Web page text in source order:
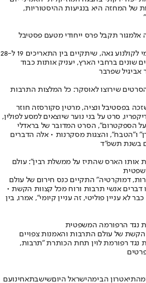
של המחזה היא בנגיעות ההיסטוריות,
אלמגור תקבל פרס ייחודי מטעם פסטיבל
פסטיבל הקולנוע הבינלאומי לקולנוע גאה, שיתקיים בין התאריכים 19 ל-28
שונים ברחבי הארץ, יעניק אותות כבוד
אביגיל שפרבר
שירוצו לאוסקר: כל המלצות התרבות
בפסטיבל ונציה, מרטין סקורסזה חוזר
סרט על בני נוער שיוצאים למסע לפולין,
הספקטרום", הסרט המדובר של בראדלי
ו"הטבח", והצגות מסקרנות • אלה הדברים
בשנת תשפ"ד
אותו הארס שהתיז על ממשלת רבין": עולם
דמוקרטיה" התקיים כנס חירום של עולם
דברים אנשי תרבות ורוח מכל קצוות הקשת •
לא עניין פוליטי, זה עניין קיומי", אמרו, בין
נגד הרפורמה המשפטית
הקשת של עולם התרבות והאמנות צפויים
רפורמת לוין תחת הכותרת "תרבות,
תיאטרון הבימהישראל היוםשישבתאחינועם